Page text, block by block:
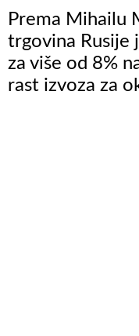
Prema Mihailu
trgovina Rusije
za više od 8%
rast izvoza za